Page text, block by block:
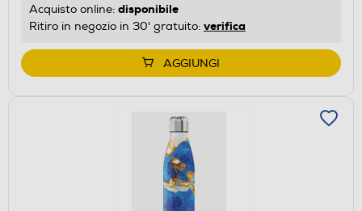
Acquisto online: disponibile
Ritiro in negozio in 30' gratuito: verifica
AGGIUNGI